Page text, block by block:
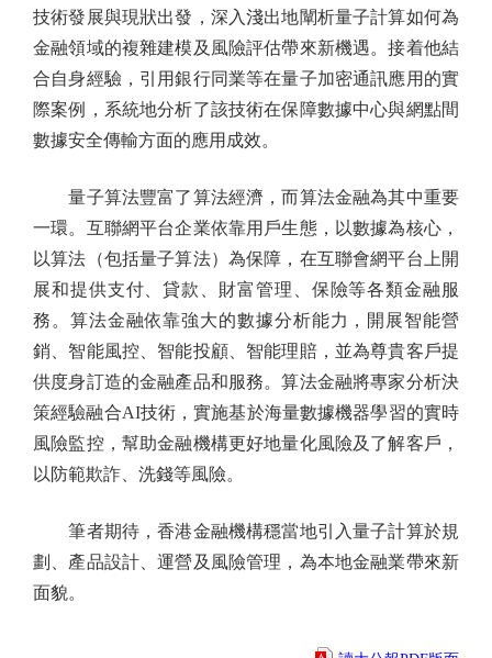
技術發展與現狀出發，深入淺出地闡析量子計算如何為
金融領域的複雜建模及風險評估帶來新機遇。接着他結
合自身經驗，引用銀行同業等在量子加密通訊應用的實
際案例，系統地分析了該技術在保障數據中心與網點間
數據安全傳輸方面的應用成效。
量子算法豐富了算法經濟，而算法金融為其中重要
一環。互聯網平台企業依靠用戶生態，以數據為核心，
以算法（包括量子算法）為保障，在互聯會網平台上開
展和提供支付、貸款、財富管理、保險等各類金融服
務。算法金融依靠強大的數據分析能力，開展智能營
銷、智能風控、智能投顧、智能理賠，並為尊貴客戶提
供度身訂造的金融產品和服務。算法金融將專家分析決
策經驗融合AI技術，實施基於海量數據機器學習的實時
風險監控，幫助金融機構更好地量化風險及了解客戶，
以防範欺詐、洗錢等風險。
筆者期待，香港金融機構穩當地引入量子計算於規
劃、產品設計、運營及風險管理，為本地金融業帶來新
面貌。